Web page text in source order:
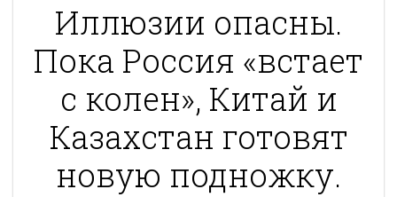
Иллюзии опасны.
Пока Россия «встает
с колен», Китай и
Казахстан готовят
новую подножку.